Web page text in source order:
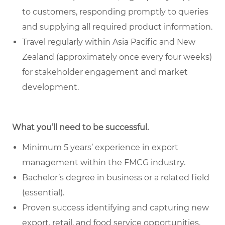
to customers, responding promptly to queries
and supplying all required product information.
Travel regularly within Asia Pacific and New
Zealand (approximately once every four weeks)
for stakeholder engagement and market
development.
What you’ll need to be successful.
Minimum 5 years’ experience in export
management within the FMCG industry.
Bachelor’s degree in business or a related field
(essential).
Proven success identifying and capturing new
export, retail, and food service opportunities.